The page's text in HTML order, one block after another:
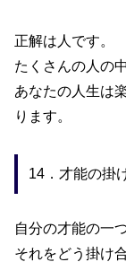
正解は人です。
たくさんの人の
あなたの人生は
ります。
14．才能の掛
自分の才能の一
それをどう掛け